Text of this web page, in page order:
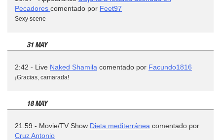
Pecadores comentado por Feet97
Sexy scene
31 MAY
2:42 - Live Naked Shamila comentado por Facundo1816
¡Gracias, camarada!
18 MAY
21:59 - Movie/TV Show Dieta mediterránea comentado por
Cruz Antonio